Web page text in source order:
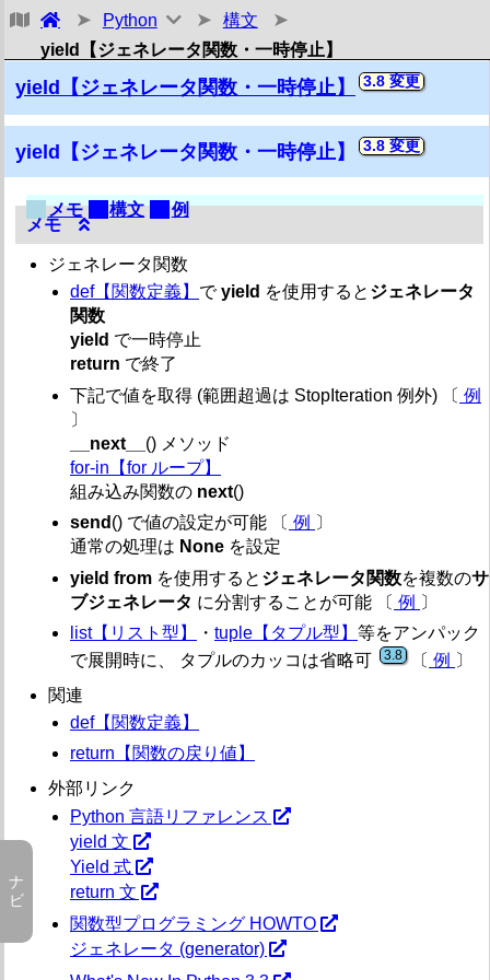
トップ・その他リファレンス メモ
メイン
【構文一覧】
行継続
複数文
インデント
代入文 (=)
代入文 (代入演算子)
代入式 (:=) 3.8
#【コメント】
# coding【エンコード宣言】
'''【ドキュメンテーション文字列】
assert【診断 (デバッグ)】
async【コルーチン】
break【ループ終了】
class【クラス定義】
continue【ループ継続】
3.5・3.8
del【オブジェクト削除】
for-in【for ループ】 3.11
global【グローバル変数】
if-elif-else【条件分岐・三項演算子】
import【インポート】
lambda【ラムダ式 (無名関数)】
match-case【match文】 3.10
nonlocal【ローカル外変数】
pass【処理なし】
3.3
return【関数の戻り値】 3.8
try-except-else-finally【例外処理】
type【型エイリアス】 3.12
while【while ループ】
with【処理のカプセル化】
yield【ジェネレータ関数・一時停止】
組み込み型・組み込み定数
Python
構文
yield【ジェネレータ関数・一時停止】
yield【ジェネレータ関数・一時停止】 3.8
yield【ジェネレータ関数・一時停止】 3.8
メモ 構文
例
メモ
ジェネレータ関数
def【関数定義】 でyield を使用すると ジェネレータ
関数
yield で一時停止
return で終了
下記で値を取得 (範囲超過は StopIteration 例外) 〔 例
〕
__next__ () メソッド
for-in【for ループ】
組み込み関数の next()
send () で値の設定が可能 〔 例 〕
通常の処理は None を設定
yield from を使用すると ジェネレータ関数を複数のサ
ブジェネレータ に分割することが可能 〔 例 〕
list【リスト型】
・ tuple【タプル型】 等をアンパック
で展開時に、 タプルのカッコは省略可
3.8 〔 例 〕
関連
def【関数定義】
return【関数の戻り値】
外部リンク
Python 言語リファレンス
yield 文
Yield 式
return 文
関数型プログラミング HOWTO
ジェネレータ (generator)